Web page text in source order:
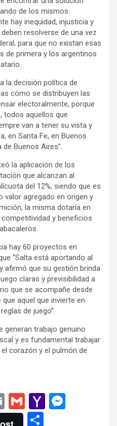
de los mismos
hay inequidad, injusticia y
resolverse de una vez
para que no existan esas
de primera y los argentinos
la decisión política de
cómo se distribuyen las
electoralmente, porque
todos aquellos que
van a tener su vista y
en Santa Fe, en Buenos
Buenos Aires”.
la aplicación de los
que alcanzan al
del 12%, siendo que es
valor agregado en origen y
la misma dotaría en
y beneficios
hay 60 proyectos en
“Salta está aportando al
afirmó que su gestión brinda
claras y previsibilidad a
que se acompañe desde
aquel que invierte en
de juego”.
generan trabajo genuino
y es fundamental trabajar
corazón y el pulmón de
E
m
G
m
Y